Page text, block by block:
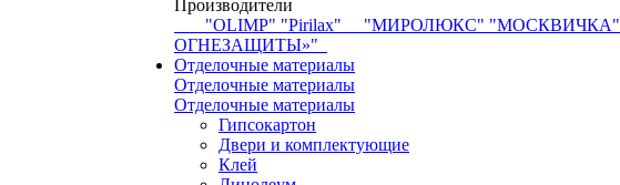
Производители
"OLIMP" "Pirilax" "МИРОЛЮКС" "МОСКВИЧКА"
ОГНЕЗАЩИТЫ»"
Отделочные материалы
Отделочные материалы
Отделочные материалы
Гипсокартон
Двери и комплектующие
Клей